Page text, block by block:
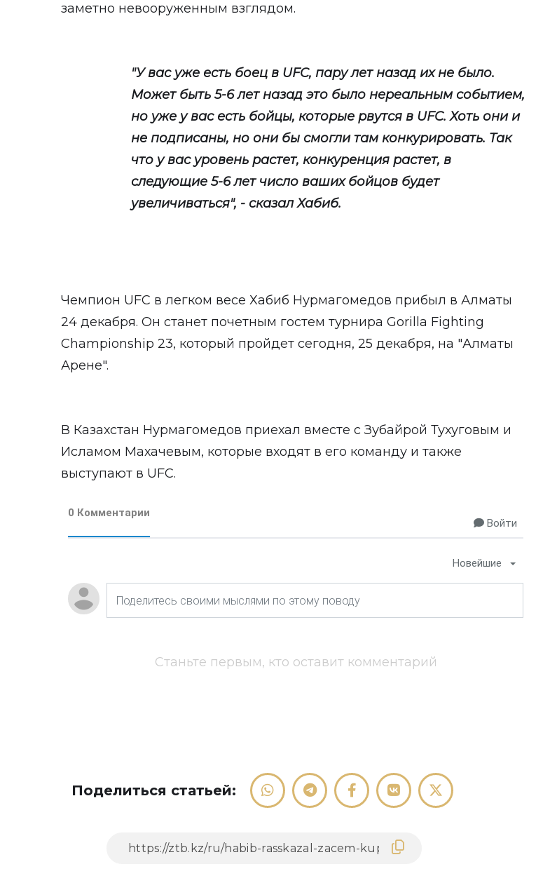
заметно невооруженным взглядом.
"У вас уже есть боец в UFC, пару лет назад их не было.
Может быть 5-6 лет назад это было нереальным событием,
но уже у вас есть бойцы, которые рвутся в UFC. Хоть они и
не подписаны, но они бы смогли там конкурировать. Так
что у вас уровень растет, конкуренция растет, в
следующие 5-6 лет число ваших бойцов будет
увеличиваться", - сказал Хабиб.
Чемпион UFC в легком весе Хабиб Нурмагомедов прибыл в Алматы
24 декабря. Он станет почетным гостем турнира Gorilla Fighting
Championship 23, который пройдет сегодня, 25 декабря, на "Алматы
Арене".
В Казахстан Нурмагомедов приехал вместе с Зубайрой Тухуговым и
Исламом Махачевым, которые входят в его команду и также
выступают в UFC.
0 Комментарии
Войти
Новейшие
Станьте первым, кто оставит комментарий
Поделиться статьей: